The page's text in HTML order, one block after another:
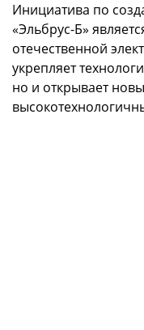
Инициатива по
«Эльбрус-Б»
отечественной
укрепляет
но и открывает